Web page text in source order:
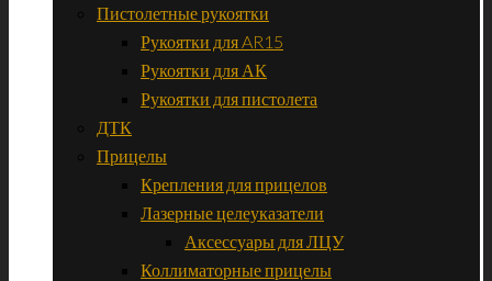
Пистолетные рукоятки
Рукоятки для AR15
Рукоятки для АК
Рукоятки для пистолета
ДТК
Прицелы
Крепления для прицелов
Лазерные целеуказатели
Аксессуары для ЛЦУ
Коллиматорные прицелы